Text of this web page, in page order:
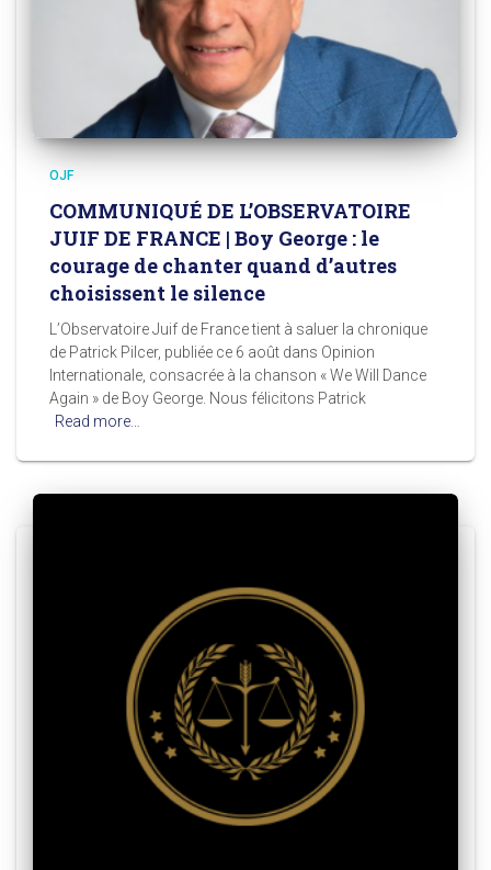
OJF
COMMUNIQUÉ DE L’OBSERVATOIRE
JUIF DE FRANCE | Boy George : le
courage de chanter quand d’autres
choisissent le silence
L’Observatoire Juif de France tient à saluer la chronique
de Patrick Pilcer, publiée ce 6 août dans Opinion
Internationale, consacrée à la chanson « We Will Dance
Again » de Boy George. Nous félicitons Patrick
Read more…